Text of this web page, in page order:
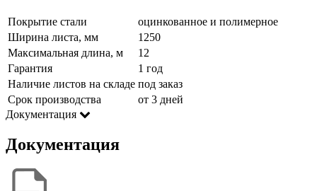
Покрытие стали
оцинкованное и полимерное
Ширина листа, мм
1250
Максимальная длина, м
12
Гарантия
1 год
Наличие листов на складе под заказ
Срок производства
от 3 дней
Документация
Документация